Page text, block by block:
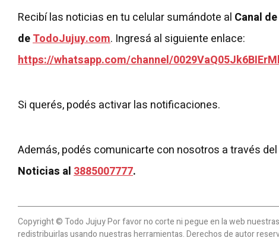
Recibí las noticias en tu celular sumándote al Canal
deTodoJujuy.com. Ingresá al siguiente enlace:
https://whatsapp.com/channel/
Si querés, podés activar las notificaciones.
Además, podés comunicarte con nosotros a través del
Noticias al3885007777.
Copyright © Todo Jujuy Por favor no corte ni pegue en la web
redistribuirlas usando nuestras herramientas. Derechos de autor